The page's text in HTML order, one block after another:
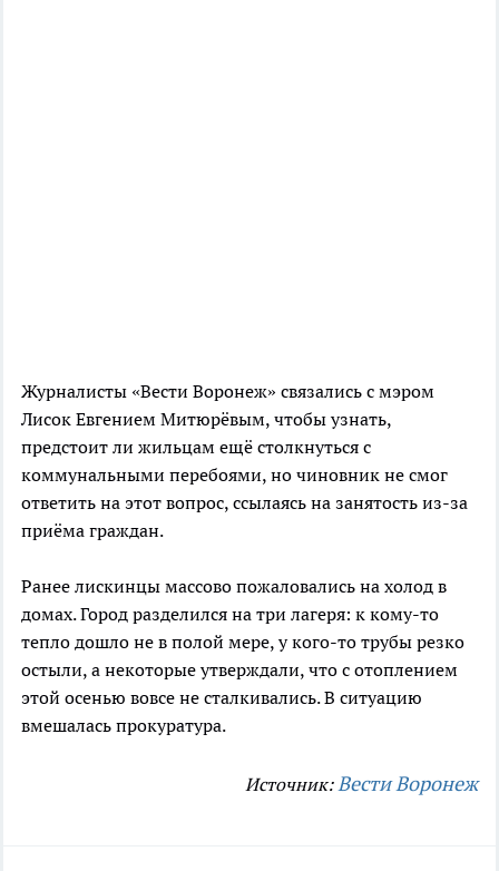
Журналисты «Вести Воронеж» связались с мэром
Лисок Евгением Митюрёвым, чтобы узнать,
предстоит ли жильцам ещё столкнуться с
коммунальными перебоями, но чиновник не смог
ответить на этот вопрос, ссылаясь на занятость из-за
приёма граждан.
Ранее лискинцы массово пожаловались на холод в
домах. Город разделился на три лагеря: к кому-то
тепло дошло не в полой мере, у кого-то трубы резко
остыли, а некоторые утверждали, что с отоплением
этой осенью вовсе не сталкивались. В ситуацию
вмешалась прокуратура.
Источник:Вести Воронеж